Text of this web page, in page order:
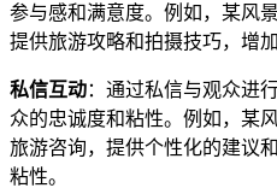
参与感和满意度。例如，某风
提供旅游攻略和拍摄技巧，增
私信互动：通过私信与观众进
众的忠诚度和粘性。例如，某
旅游咨询，提供个性化的建议
粘性。